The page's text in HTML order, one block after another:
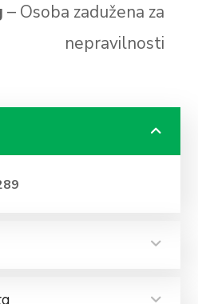
– Osoba zadužena za
nepravilnosti